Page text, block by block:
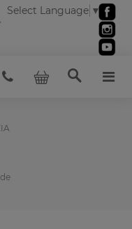
Select Language ▼